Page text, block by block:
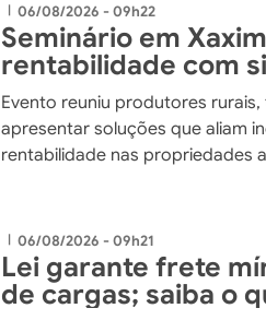
| 06/08/2026 - 09h22
Seminário em
rentabilidade com
integrados
Evento reuniu produtores
apresentar soluções que aliam
rentabilidade nas propriedades
| 06/08/2026 - 09h21
Lei garante frete
de cargas; saiba o